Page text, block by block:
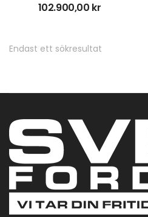
ELCROSS
Med Elstart | B&S
13,5HK GEN3
23.900,00 kr
CFMOTO CFORCE
625 TOURING EFI
EPS 4X4
93.900,00 kr–
102.900,00 kr
Endast ett sökresultat